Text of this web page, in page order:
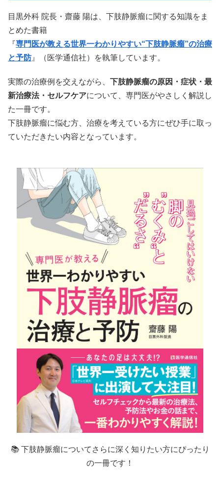
目黒外科 院長・齋藤 陽は、下肢静脈瘤に関する知識をま
とめた書籍
『専門医が教える世界一わかりやすい“下肢静脈瘤”の治療
と予防』（医学通信社）を執筆しています。
実際の治療例を交えながら、 下肢静脈瘤の原因・症状・最
新治療法・セルフケアについて、専門医がやさしく解説し
た一冊です。
下肢静脈瘤に悩む方、治療を考えている方にぜひ手に取っ
ていただきたい内容となっています。
📚 下肢静脈瘤についてさらに深く知りたい方にぴったり
の一冊です！